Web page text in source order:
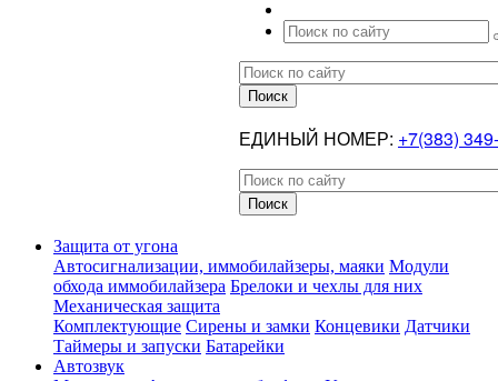
ЕДИНЫЙ НОМЕР: +7(383)
Защита от угона
Автосигнализации, иммобилайзеры, маяки Модули
обхода иммобилайзера Брелоки и чехлы для них
Механическая защита
Комплектующие Сирены и замки Концевики Датчики
Таймеры и запуски Батарейки
Автозвук